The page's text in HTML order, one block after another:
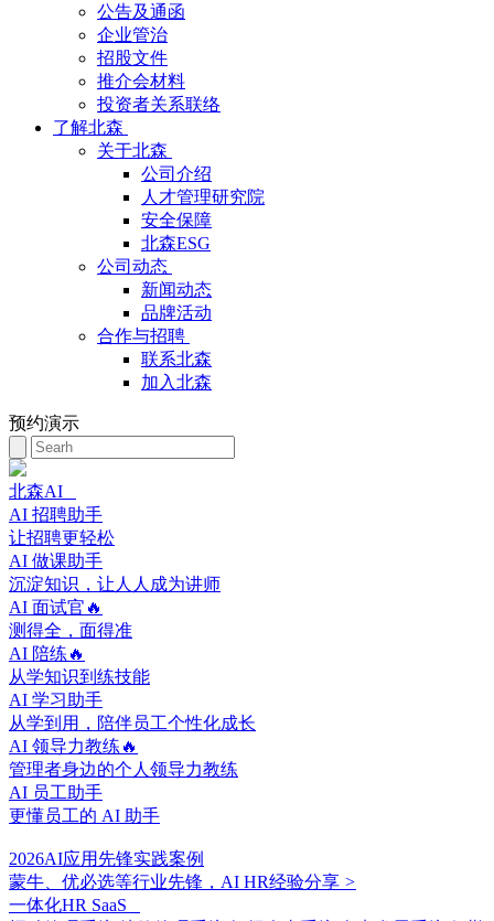
公告及通函
企业管治
招股文件
推介会材料
投资者关系联络
了解北森
关于北森
公司介绍
人才管理研究院
安全保障
北森ESG
公司动态
新闻动态
品牌活动
合作与招聘
联系北森
加入北森
预约演示
北森AI
AI 招聘助手
让招聘更轻松
AI 做课助手
沉淀知识，让人人成为讲师
AI 面试官🔥
测得全，面得准
AI 陪练🔥
从学知识到练技能
AI 学习助手
从学到用，陪伴员工个性化成长
AI 领导力教练🔥
管理者身边的个人领导力教练
AI 员工助手
更懂员工的 AI 助手
2026AI应用先锋实践案例
蒙牛、优必选等行业先锋，AI HR经验分享 >
一体化HR SaaS